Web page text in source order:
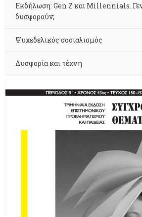
Εκδήλωση: Gen Z και Millennials.
δυσφορούν;
Ψυχεδελικός σοσιαλισμός
Δυσφορία και τέχνη